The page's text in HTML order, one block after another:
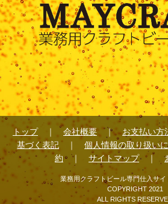
トップ｜ 会社概要 ｜お支払い方
基づく表記 ｜ 個人情報の取り扱い
約｜ サイトマップ｜
業務用クラフトビール専門仕入サイ
COPYRIGHT 2021
ALL RIGHTS